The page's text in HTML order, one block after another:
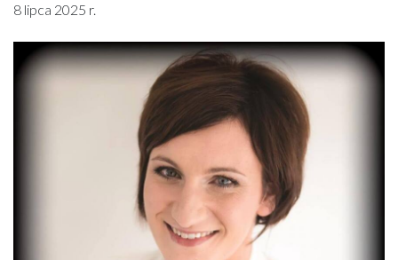
8 lipca 2025 r.